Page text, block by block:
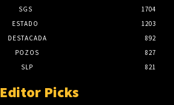
SGS
1704
ESTADO
1203
DESTACADA
892
POZOS
827
SLP
821
Editor Picks